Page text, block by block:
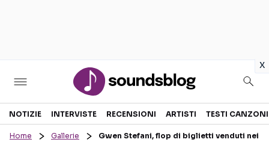
x
Sezioni
NOTIZIE INTERVISTE RECENSIONI ARTISTI TESTI CANZONI
Home Gallerie Gwen Stefani, flop di biglietti venduti nei